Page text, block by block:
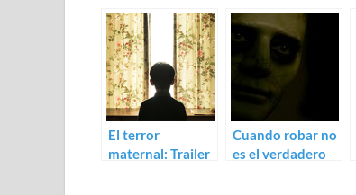
El terror
maternal: Trailer
Cuando robar no
es el verdadero